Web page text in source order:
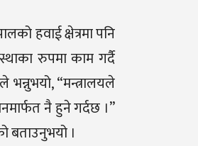
हवाई क्षेत्रमा पनि
रुपमा काम गर्दै
“मन्त्रालयले
नै हुने गर्दछ ।”
बताउनुभयो ।